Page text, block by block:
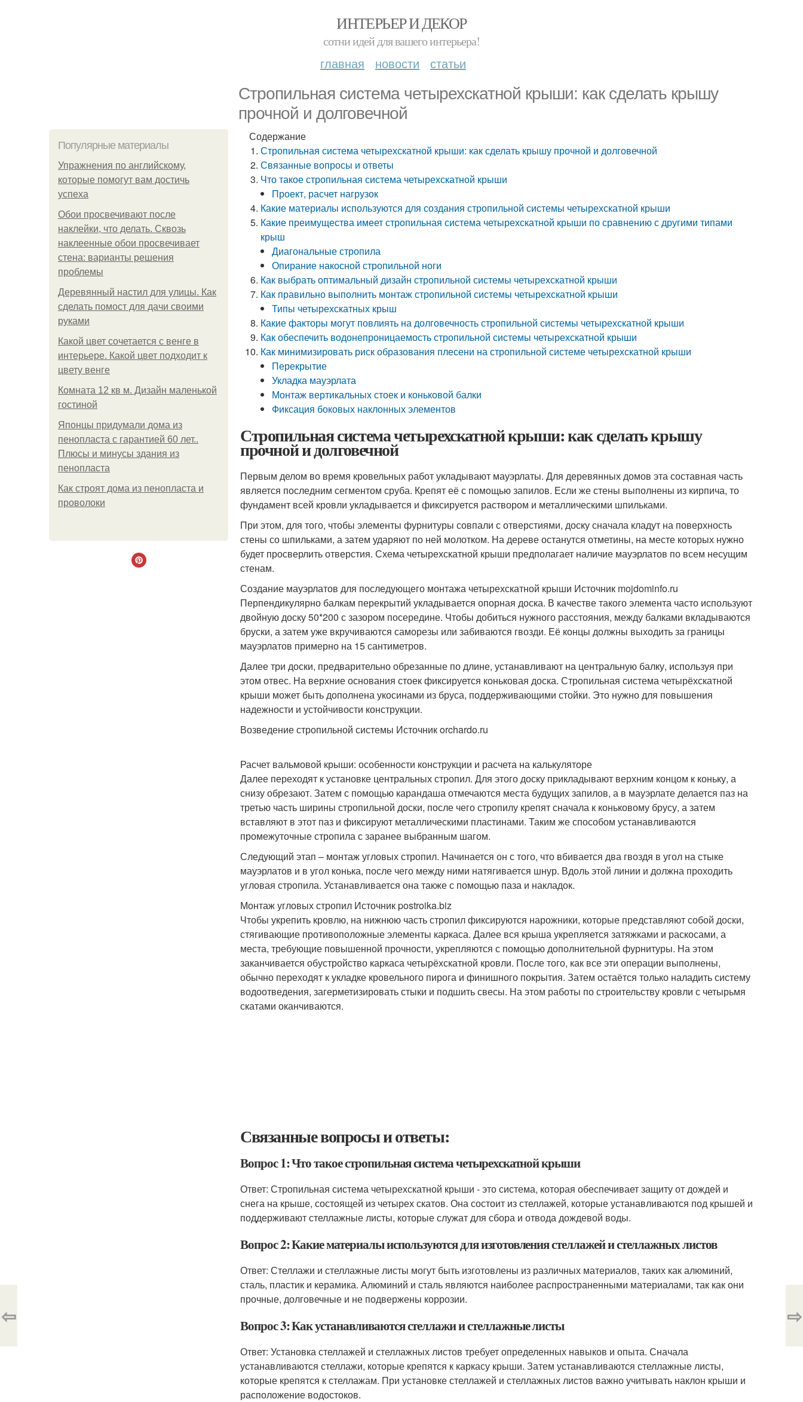
ИНТЕРЬЕР И ДЕКОР
сотни идей для вашего интерьера!
главная новости статьи
Стропильная система четырехскатной крыши: как сделать крышу
прочной и долговечной
Популярные материалы
Упражнения по английскому,
которые помогут вам достичь
успеха
Обои просвечивают после
наклейки, что делать. Сквозь
наклеенные обои просвечивает
стена: варианты решения
проблемы
Деревянный настил для улицы. Как
сделать помост для дачи своими
руками
Какой цвет сочетается с венге в
интерьере. Какой цвет подходит к
цвету венге
Комната 12 кв м. Дизайн маленькой
гостиной
Японцы придумали дома из
пенопласта с гарантией 60 лет..
Плюсы и минусы здания из
пенопласта
Как строят дома из пенопласта и
проволоки
Содержание
Стропильная система четырехскатной крыши: как сделать крышу прочной и долговечной
Связанные вопросы и ответы
Что такое стропильная система четырехскатной крыши
Проект, расчет нагрузок
Какие материалы используются для создания стропильной системы четырехскатной крыши
Какие преимущества имеет стропильная система четырехскатной крыши по сравнению с другими типами
крыш
Диагональные стропила
Опирание накосной стропильной ноги
Как выбрать оптимальный дизайн стропильной системы четырехскатной крыши
Как правильно выполнить монтаж стропильной системы четырехскатной крыши
Типы четырехскатных крыш
Какие факторы могут повлиять на долговечность стропильной системы четырехскатной крыши
Как обеспечить водонепроницаемость стропильной системы четырехскатной крыши
Как минимизировать риск образования плесени на стропильной системе четырехскатной крыши
Перекрытие
Укладка мауэрлата
Монтаж вертикальных стоек и коньковой балки
Фиксация боковых наклонных элементов
Стропильная система четырехскатной крыши: как сделать крышу
прочной и долговечной
Первым делом во время кровельных работ укладывают мауэрлаты. Для деревянных домов эта составная часть
является последним сегментом сруба. Крепят её с помощью запилов. Если же стены выполнены из кирпича, то
фундамент всей кровли укладывается и фиксируется раствором и металлическими шпильками.
При этом, для того, чтобы элементы фурнитуры совпали с отверстиями, доску сначала кладут на поверхность
стены со шпильками, а затем ударяют по ней молотком. На дереве останутся отметины, на месте которых нужно
будет просверлить отверстия. Схема четырехскатной крыши предполагает наличие мауэрлатов по всем несущим
стенам.
Создание мауэрлатов для последующего монтажа четырехскатной крыши Источник mojdominfo.ru
Перпендикулярно балкам перекрытий укладывается опорная доска. В качестве такого элемента часто используют
двойную доску 50*200 с зазором посередине. Чтобы добиться нужного расстояния, между балками вкладываются
бруски, а затем уже вкручиваются саморезы или забиваются гвозди. Её концы должны выходить за границы
мауэрлатов примерно на 15 сантиметров.
Далее три доски, предварительно обрезанные по длине, устанавливают на центральную балку, используя при
этом отвес. На верхние основания стоек фиксируется коньковая доска. Стропильная система четырёхскатной
крыши может быть дополнена укосинами из бруса, поддерживающими стойки. Это нужно для повышения
надежности и устойчивости конструкции.
Возведение стропильной системы Источник orchardo.ru
Расчет вальмовой крыши: особенности конструкции и расчета на калькуляторе
Далее переходят к установке центральных стропил. Для этого доску прикладывают верхним концом к коньку, а
снизу обрезают. Затем с помощью карандаша отмечаются места будущих запилов, а в мауэрлате делается паз на
третью часть ширины стропильной доски, после чего стропилу крепят сначала к коньковому брусу, а затем
вставляют в этот паз и фиксируют металлическими пластинами. Таким же способом устанавливаются
промежуточные стропила с заранее выбранным шагом.
Следующий этап – монтаж угловых стропил. Начинается он с того, что вбивается два гвоздя в угол на стыке
мауэрлатов и в угол конька, после чего между ними натягивается шнур. Вдоль этой линии и должна проходить
угловая стропила. Устанавливается она также с помощью паза и накладок.
Монтаж угловых стропил Источник postroika.biz
Чтобы укрепить кровлю, на нижнюю часть стропил фиксируются нарожники, которые представляют собой доски,
стягивающие противоположные элементы каркаса. Далее вся крыша укрепляется затяжками и раскосами, а
места, требующие повышенной прочности, укрепляются с помощью дополнительной фурнитуры. На этом
заканчивается обустройство каркаса четырёхскатной кровли. После того, как все эти операции выполнены,
обычно переходят к укладке кровельного пирога и финишного покрытия. Затем остаётся только наладить систему
водоотведения, загерметизировать стыки и подшить свесы. На этом работы по строительству кровли с четырьмя
скатами оканчиваются.
Связанные вопросы и ответы:
Вопрос 1: Что такое стропильная система четырехскатной крыши
Ответ: Стропильная система четырехскатной крыши - это система, которая обеспечивает защиту от дождей и
снега на крыше, состоящей из четырех скатов. Она состоит из стеллажей, которые устанавливаются под крышей и
поддерживают стеллажные листы, которые служат для сбора и отвода дождевой воды.
Вопрос 2: Какие материалы используются для изготовления стеллажей и стеллажных листов
Ответ: Стеллажи и стеллажные листы могут быть изготовлены из различных материалов, таких как алюминий,
сталь, пластик и керамика. Алюминий и сталь являются наиболее распространенными материалами, так как они
прочные, долговечные и не подвержены коррозии.
Вопрос 3: Как устанавливаются стеллажи и стеллажные листы
Ответ: Установка стеллажей и стеллажных листов требует определенных навыков и опыта. Сначала
устанавливаются стеллажи, которые крепятся к каркасу крыши. Затем устанавливаются стеллажные листы,
которые крепятся к стеллажам. При установке стеллажей и стеллажных листов важно учитывать наклон крыши и
расположение водостоков.
⇦ ⇨